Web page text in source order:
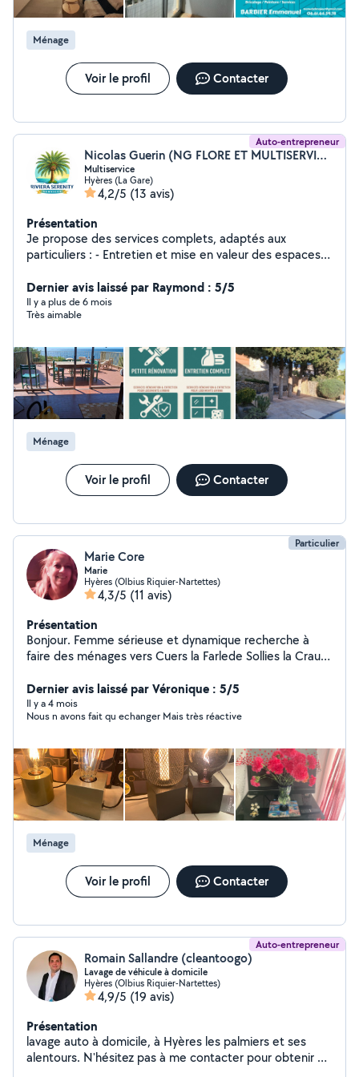
complète de cuisine - Peintures - Tapisseries - Espaces
verts ( Tonte / Taille de haies / Élagage ) - Entretien
Terrasse ( Karcher ) - Réparation Bateaux ( Gelcoat /
Antifouling / Vernis bois Etc... ) - Travail sérieux, Réactif. -
Tarif Abordable. N'hésitez pas à faire appel à mes
services.
Ménage
Voir le profil Contacter
Auto-entrepreneur
Nicolas Guerin (NG FLORE ET MULTISERVICES)
Multiservice
Hyères (La Gare)
4,2/5 (13 avis)
Présentation
Je propose des services complets, adaptés aux
particuliers : - Entretien et mise en valeur des espaces
jardinage) - Entretiens de biens après location : Airbnb
remise à blanc / nettoyage en profondeur / nettoyage
de fin de chantier : Après travaux, signalement social...
Dernier avis laissé par Raymond : 5/5
Il y a plus de 6 mois
Très aimable
Ménage
Voir le profil Contacter
Particulier
Marie Core
Marie
Hyères (Olbius Riquier-Nartettes)
4,3/5 (11 avis)
Présentation
Bonjour. Femme sérieuse et dynamique recherche à
faire des ménages vers Cuers la Farlede Sollies la Crau.
personnes pour faire les courses .
Dernier avis laissé par Véronique : 5/5
Il y a 4 mois
Nous n avons fait qu echanger Mais très réactive
Ménage
Voir le profil Contacter
Auto-entrepreneur
Romain Sallandre (cleantoogo)
Lavage de véhicule à domicile
Hyères (Olbius Riquier-Nartettes)
4,9/5 (19 avis)
Présentation
lavage auto à domicile, à Hyères les palmiers et ses
alentours. N'hésitez pas à me contacter pour obtenir un